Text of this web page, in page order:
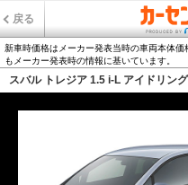
戻る
新車時価格はメーカー発表当時の車両本体
もメーカー発表時の情報に基いています。
スバル トレジア 1.5 i-L アイドリン